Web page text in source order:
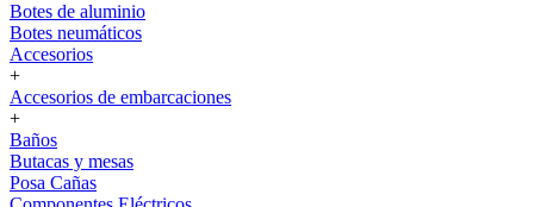
Botes de aluminio
Botes neumáticos
Accesorios
+
Accesorios de embarcaciones
+
Baños
Butacas y mesas
Posa Cañas